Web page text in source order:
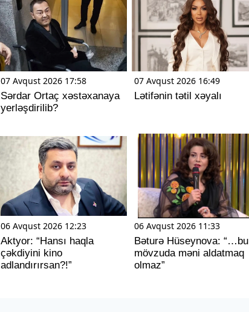
07 Avqust 2026 17:58
Sərdar Ortaç xəstəxanaya
yerləşdirilib?
07 Avqust 2026 16:49
Lətifənin tətil xəyalı
06 Avqust 2026 12:23
Aktyor: “Hansı haqla
çəkdiyini kino
adlandırırsan?!”
06 Avqust 2026 11:33
Bəturə Hüseynova: “…bu
mövzuda məni aldatmaq
olmaz”